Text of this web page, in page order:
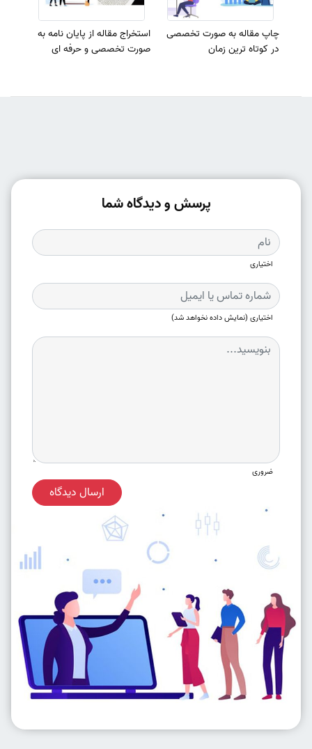
چاپ مقاله به صورت تخصصی
در کوتاه ترین زمان
استخراج مقاله از پایان نامه به
صورت تخصصی و حرفه ای
پرسش و دیدگاه شما
اختیاری
اختیاری (نمایش داده نخواهد شد)
ضروری
ارسال دیدگاه